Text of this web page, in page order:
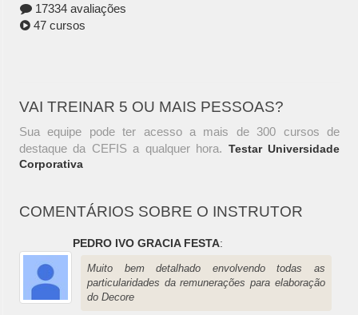
17334 avaliações
47 cursos
VAI TREINAR 5 OU MAIS PESSOAS?
Sua equipe pode ter acesso a mais de 300 cursos de
destaque da CEFIS a qualquer hora. Testar Universidade
Corporativa
COMENTÁRIOS SOBRE O INSTRUTOR
PEDRO IVO GRACIA FESTA:
Muito bem detalhado envolvendo todas as
particularidades da remunerações para elaboração
do Decore